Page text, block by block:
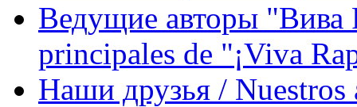
Ведущие авторы "Вива
principales de "¡Viva
Наши друзья / Nuestros